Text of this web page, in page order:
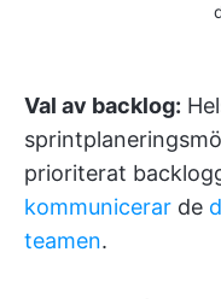
Val av backlog:
prioriterat
kommunicerar de
teamen.